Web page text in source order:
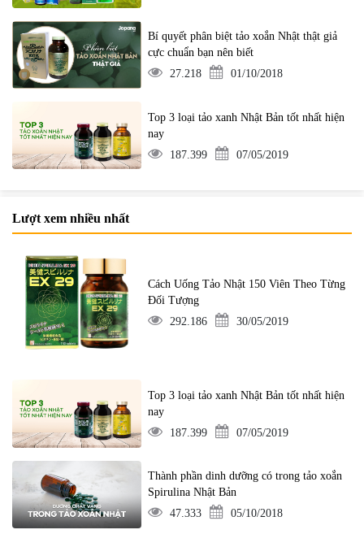
Bí quyết phân biệt tảo xoắn Nhật thật giả
cực chuẩn bạn nên biết
27.218
01/10/2018
Top 3 loại tảo xanh Nhật Bản tốt nhất hiện
nay
187.399
07/05/2019
Lượt xem nhiều nhất
Cách Uống Tảo Nhật 150 Viên Theo Từng
Đối Tượng
292.186
30/05/2019
Top 3 loại tảo xanh Nhật Bản tốt nhất hiện
nay
187.399
07/05/2019
Thành phần dinh dưỡng có trong tảo xoắn
Spirulina Nhật Bản
47.333
05/10/2018